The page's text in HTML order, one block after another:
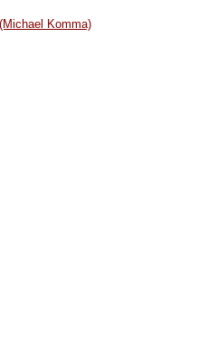
Komma)